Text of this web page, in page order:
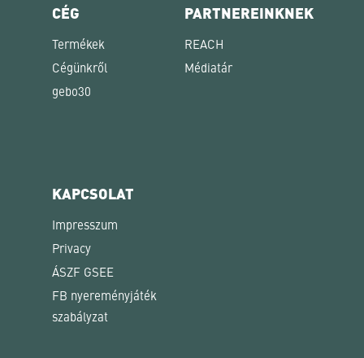
CÉG
Termékek
Cégünkről
gebo30
PARTNEREINKNEK
REACH
Médiatár
KAPCSOLAT
Impresszum
Privacy
ÁSZF GSEE
FB nyereményjáték
szabályzat